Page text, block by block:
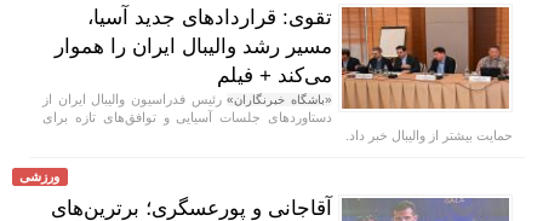
تقوی: قرارداد‌های جدید آسیا،
مسیر رشد والیبال ایران را هموار
می‌کند + فیلم
«باشگاه خبرنگاران»رئیس فدراسیون والیبال ایران از
دستاورد‌های جلسات آسیایی و توافق‌های تازه برای
حمایت بیشتر از والیبال خبر داد.
ورزشی
آقاجانی و پورعسگری؛ برترین‌های